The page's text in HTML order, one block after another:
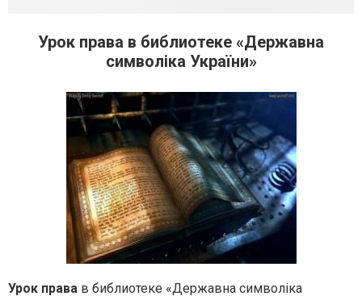
Урок права в библиотеке «Державна
символіка України»
Урок права в библиотеке «Державна символіка